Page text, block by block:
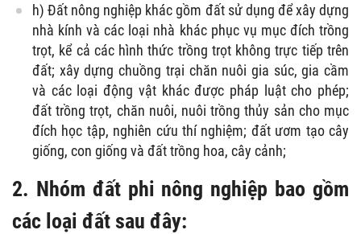
h) Đất nông nghiệp khác gồm đất sử dụng để xây dựng
nhà kính và các loại nhà khác phục vụ mục đích trồng
trọt, kể cả các hình thức trồng trọt không trực tiếp trên
đất; xây dựng chuồng trại chăn nuôi gia súc, gia cầm
và các loại động vật khác được pháp luật cho phép;
đất trồng trọt, chăn nuôi, nuôi trồng thủy sản cho mục
đích học tập, nghiên cứu thí nghiệm; đất ươm tạo cây
giống, con giống và đất trồng hoa, cây cảnh;
2. Nhóm đất phi nông nghiệp bao gồm
các loại đất sau đây: